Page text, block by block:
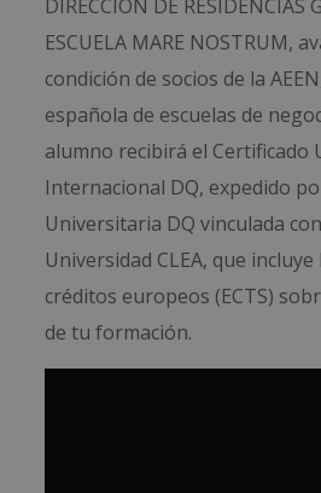
DIRECCIÓN DE RESIDENCIAS
ESCUELA MARE NOSTRUM,
condición de socios de la
española de escuelas de
alumno recibirá el Certificado
Internacional DQ, expedido
Universitaria DQ vinculada
Universidad CLEA, que
créditos europeos (ECTS)
de tu formación.